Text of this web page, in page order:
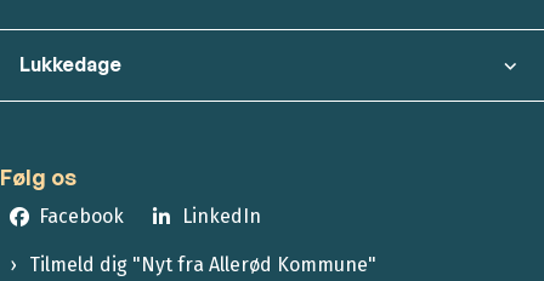
Lukkedage
Følg os
Facebook LinkedIn
Tilmeld dig "Nyt fra Allerød Kommune"